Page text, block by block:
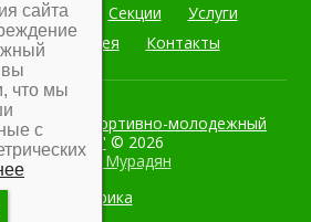
Секции
Услуги
Фотогалерея Контакты
Спортивно-молодежный
"Щит и меч" © 2026
Армен Мурадян
сайта
вы
что мы
с